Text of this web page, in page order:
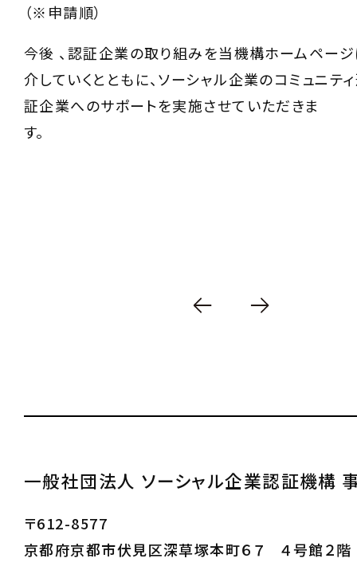
（※申請順）
今後 、認証企業の取り組みを当機構ホームペー
介していくとともに、ソーシャル企業のコミュニテ
証企業へのサポートを実施させていただきま
一般社団法人 ソーシャル企業認証機構
〒612-8577
京都府京都市伏見区深草塚本町６７ ４号館２階